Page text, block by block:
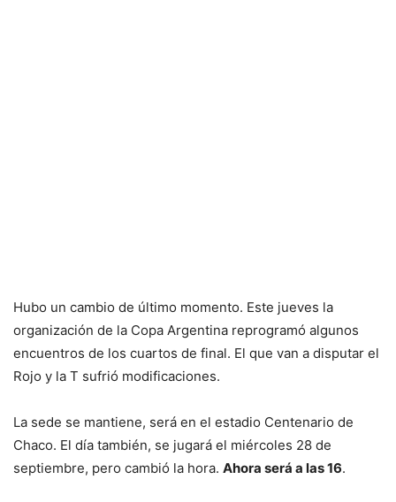
Hubo un cambio de último momento. Este jueves la
organización de la Copa Argentina reprogramó algunos
encuentros de los cuartos de final. El que van a disputar el
Rojo y la T sufrió modificaciones.
La sede se mantiene, será en el estadio Centenario de
Chaco. El día también, se jugará el miércoles 28 de
septiembre, pero cambió la hora. Ahora será a las 16.